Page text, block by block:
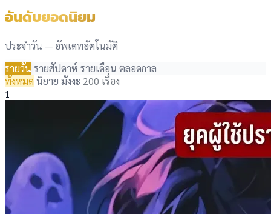
อันดับยอดนิยม
ประจำวัน — อัพเดทอัตโนมัติ
รายวัน รายสัปดาห์ รายเดือน ตลอดกาล
ทั้งหมด นิยาย มังงะ 200 เรื่อง
1